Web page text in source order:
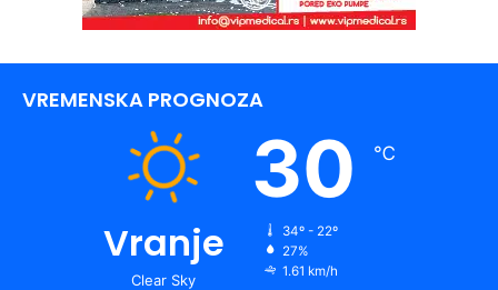
VREMENSKA PROGNOZA
Vranje
Clear Sky
30 ℃
34º - 22º
27%
1.61 km/h